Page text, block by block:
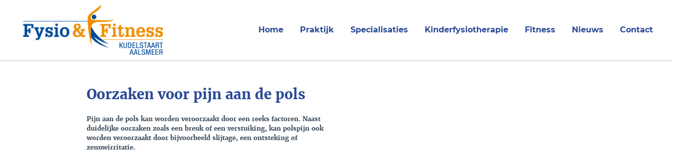
Home Praktijk Specialisaties Kinderfysiotherapie Fitness Nieuws Contact
Oorzaken voor pijn aan de pols
Pijn aan de pols kan worden veroorzaakt door een reeks factoren. Naast
duidelijke oorzaken zoals een breuk of een verstuiking, kan polspijn ook
worden veroorzaakt door bijvoorbeeld slijtage, een ontsteking of
zenuwirritatie.